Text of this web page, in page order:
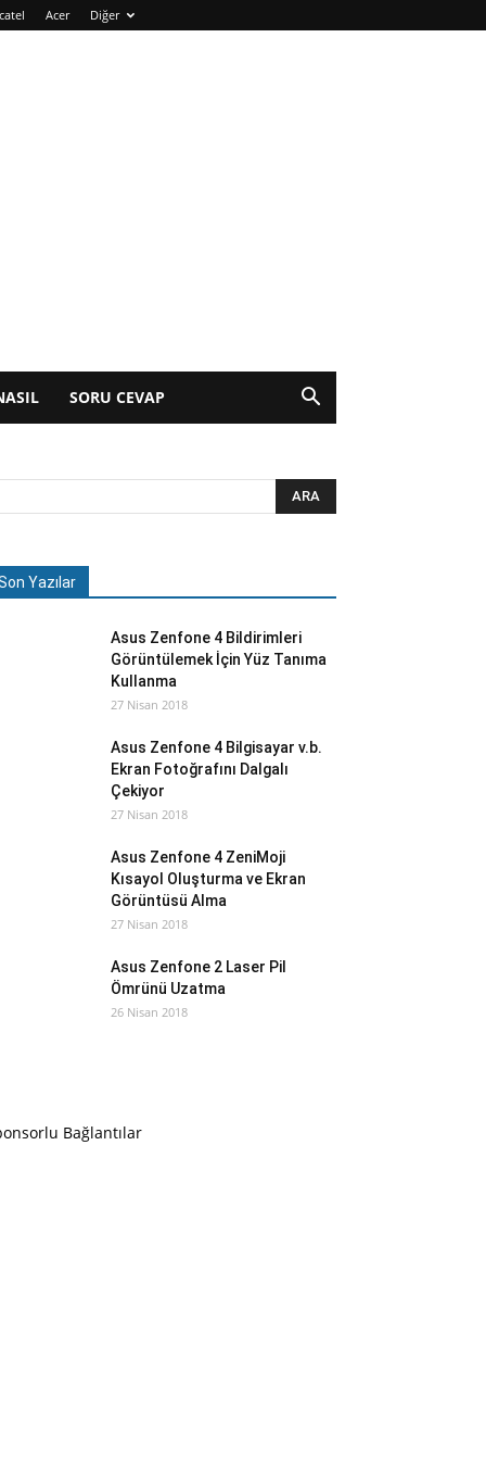
Acer Diğer
SORU CEVAP
Yazılar
Asus Zenfone 4 Bildirimleri
Görüntülemek İçin Yüz Tanıma
Kullanma
27 Nisan 2018
Asus Zenfone 4 Bilgisayar v.b.
Ekran Fotoğrafını Dalgalı
Çekiyor
27 Nisan 2018
Asus Zenfone 4 ZeniMoji
Kısayol Oluşturma ve Ekran
Görüntüsü Alma
27 Nisan 2018
Asus Zenfone 2 Laser Pil
Ömrünü Uzatma
26 Nisan 2018
Bağlantılar